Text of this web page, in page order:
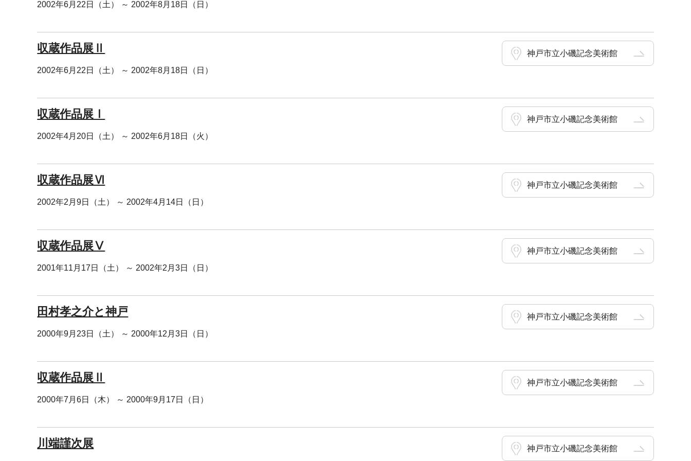
2002年6月22日（土） ～ 2002年8月18日（日）
収蔵作品展Ⅱ
2002年6月22日（土） ～ 2002年8月18日（日）
神戸市立小磯記念美術館
収蔵作品展Ⅰ
2002年4月20日（土） ～ 2002年6月18日（火）
神戸市立小磯記念美術館
収蔵作品展Ⅵ
2002年2月9日（土） ～ 2002年4月14日（日）
神戸市立小磯記念美術館
収蔵作品展Ⅴ
2001年11月17日（土） ～ 2002年2月3日（日）
神戸市立小磯記念美術館
田村孝之介と神戸
2000年9月23日（土） ～ 2000年12月3日（日）
神戸市立小磯記念美術館
収蔵作品展Ⅱ
2000年7月6日（木） ～ 2000年9月17日（日）
神戸市立小磯記念美術館
川端謹次展 神戸市立小磯記念美術館